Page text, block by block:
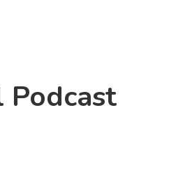
Podcast